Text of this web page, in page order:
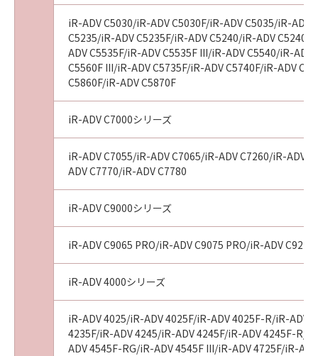
iR-ADV C5030/iR-ADV C5030F/iR-ADV C5035/iR-
C5235/iR-ADV C5235F/iR-ADV C5240/iR-ADV
ADV C5535F/iR-ADV C5535F III/iR-ADV C5540/iR-
C5560F III/iR-ADV C5735F/iR-ADV C5740F/iR-ADV
C5860F/iR-ADV C5870F
iR-ADV C7000シリーズ
iR-ADV C7055/iR-ADV C7065/iR-ADV C7260/iR-ADV
ADV C7770/iR-ADV C7780
iR-ADV C9000シリーズ
iR-ADV C9065 PRO/iR-ADV C9075 PRO/iR-ADV
iR-ADV 4000シリーズ
iR-ADV 4025/iR-ADV 4025F/iR-ADV 4025F-R/iR-ADV
4235F/iR-ADV 4245/iR-ADV 4245F/iR-ADV 4245F-R/
ADV 4545F-RG/iR-ADV 4545F III/iR-ADV 4725F/iR-